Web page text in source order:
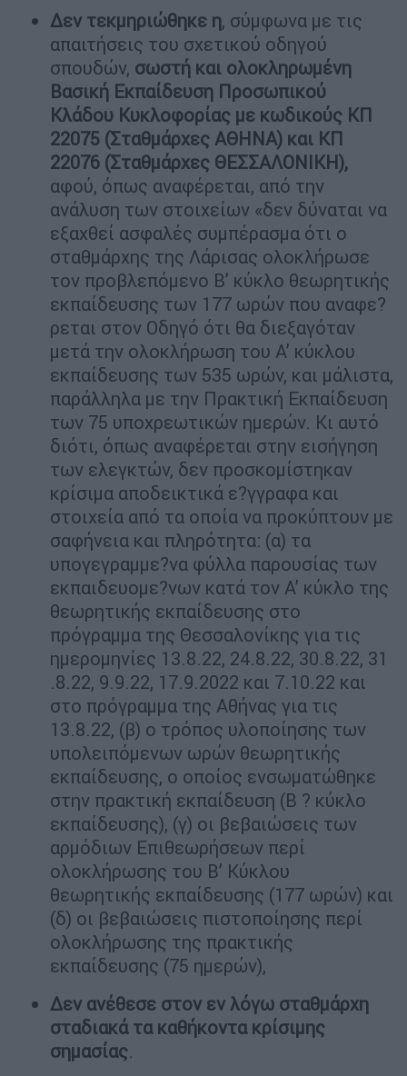
Δεν τεκμηριώθηκε η, σύμφωνα με τις
απαιτήσεις του σχετικού οδηγού
σπουδών, σωστή και ολοκληρωμένη
Βασική Εκπαίδευση Προσωπικού
Κλάδου Κυκλοφορίας με κωδικούς ΚΠ
22075 (Σταθμάρχες ΑΘΗΝΑ) και ΚΠ
22076 (Σταθμάρχες ΘΕΣΣΑΛΟΝΙΚΗ),
αφού, όπως αναφέρεται, από την
ανάλυση των στοιχείων «δεν δύναται να
εξαχθεί ασφαλές συμπέρασμα ότι ο
σταθμάρχης της Λάρισας ολοκλήρωσε
τον προβλεπόμενο Β’ κύκλο θεωρητικής
εκπαίδευσης των 177 ωρών που αναφε?
ρεται στον Οδηγό ότι θα διεξαγόταν
μετά την ολοκλήρωση του Α’ κύκλου
εκπαίδευσης των 535 ωρών, και μάλιστα,
παράλληλα με την Πρακτική Εκπαίδευση
των 75 υποχρεωτικών ημερών. Κι αυτό
διότι, όπως αναφέρεται στην εισήγηση
των ελεγκτών, δεν προσκομίστηκαν
κρίσιμα αποδεικτικά ε?γγραφα και
στοιχεία από τα οποία να προκύπτουν με
σαφήνεια και πληρότητα: (α) τα
υπογεγραμμε?να φύλλα παρουσίας των
εκπαιδευομε?νων κατά τον Α’ κύκλο της
θεωρητικής εκπαίδευσης στο
πρόγραμμα της Θεσσαλονίκης για τις
ημερομηνίες 13.8.22, 24.8.22, 30.8.22, 31
.8.22, 9.9.22, 17.9.2022 και 7.10.22 και
στο πρόγραμμα της Αθήνας για τις
13.8.22, (β) ο τρόπος υλοποίησης των
υπολειπόμενων ωρών θεωρητικής
εκπαίδευσης, ο οποίος ενσωματώθηκε
στην πρακτική εκπαίδευση (Β ? κύκλο
εκπαίδευσης), (γ) οι βεβαιώσεις των
αρμόδιων Επιθεωρήσεων περί
ολοκλήρωσης του Β’ Κύκλου
θεωρητικής εκπαίδευσης (177 ωρών) και
(δ) οι βεβαιώσεις πιστοποίησης περί
ολοκλήρωσης της πρακτικής
εκπαίδευσης (75 ημερών),
Δεν ανέθεσε στον εν λόγω σταθμάρχη
σταδιακά τα καθήκοντα κρίσιμης
σημασίας.